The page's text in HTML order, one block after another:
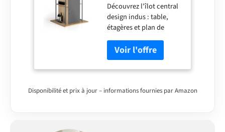
Imitation hêtre
avec rangements
Design Industriel
Découvrez l'îlot central
design indus : table,
étagères et plan de
travail. Spécial espaces
réduits Plan de travail
généreux 110x80 cm
pour préparer vos repas
personnes Doté de
Disponibilité et prix à jour – informations fournies par Amazon